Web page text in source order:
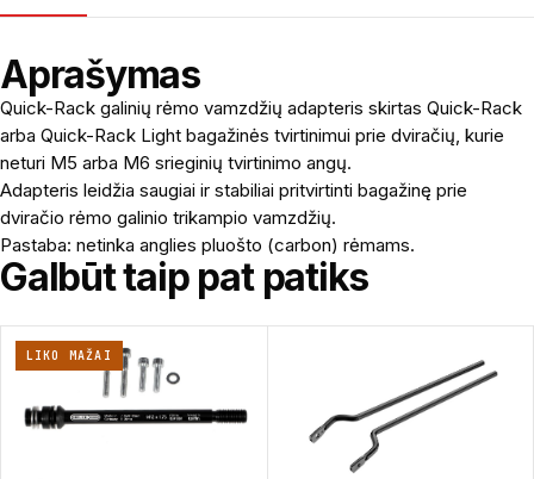
Aprašymas
Quick-Rack galinių rėmo vamzdžių adapteris skirtas Quick-Rack
arba Quick-Rack Light bagažinės tvirtinimui prie dviračių, kurie
neturi M5 arba M6 srieginių tvirtinimo angų.
Adapteris leidžia saugiai ir stabiliai pritvirtinti bagažinę prie
dviračio rėmo galinio trikampio vamzdžių.
Pastaba: netinka anglies pluošto (carbon) rėmams.
Galbūt taip pat patiks
LIKO MAŽAI